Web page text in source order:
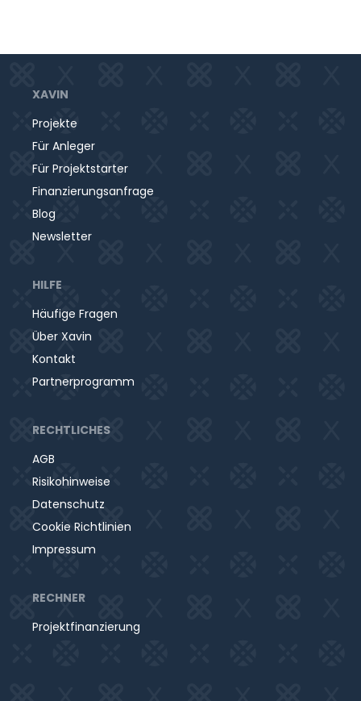
XAVIN
Projekte
Für Anleger
Für Projektstarter
Finanzierungsanfrage
Blog
Newsletter
HILFE
Häufige Fragen
Über Xavin
Kontakt
Partnerprogramm
RECHTLICHES
AGB
Risikohinweise
Datenschutz
Cookie Richtlinien
Impressum
RECHNER
Projektfinanzierung